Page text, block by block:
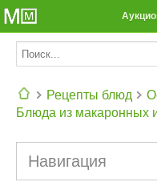
Рецепты блюд
Блюда из макаронных
Навигация